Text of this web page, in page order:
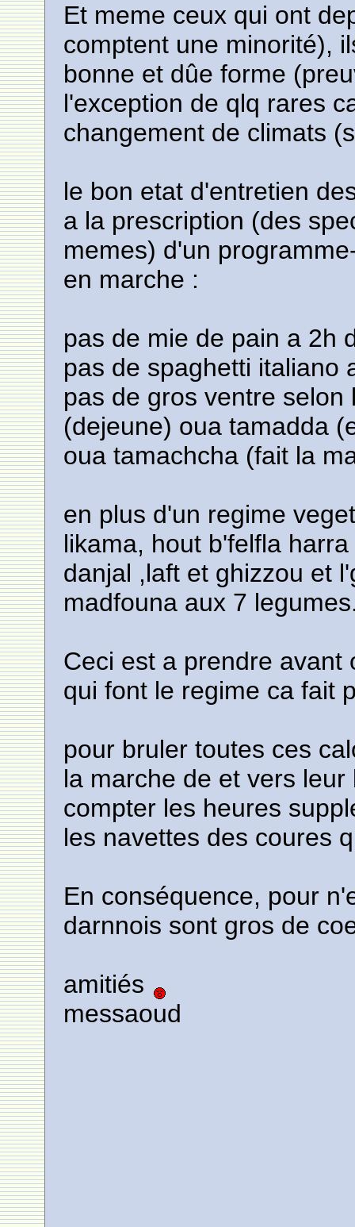
Et meme ceux qui ont
comptent une minorité),
bonne et dûe forme
l'exception de qlq rares
changement de climats
le bon etat d'entretien
a la prescription (des
memes) d'un
en marche :
pas de mie de pain a 2h
pas de spaghetti italiano
pas de gros ventre
(dejeune) oua tamadda
oua tamachcha (fait la
en plus d'un regime
likama, hout b'felfla
danjal ,laft et ghizzou et
madfouna aux 7
Ceci est a prendre avant
qui font le regime ca fait
pour bruler toutes ces
la marche de et vers
compter les heures
les navettes des coures
En conséquence, pour
darnnois sont gros de
amitiés
messaoud